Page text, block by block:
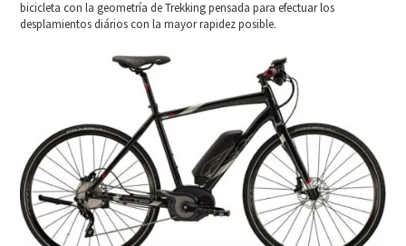
bicicleta con la geometría de Trekking pensada para efectuar los
desplamientos diários con la mayor rapidez posible.